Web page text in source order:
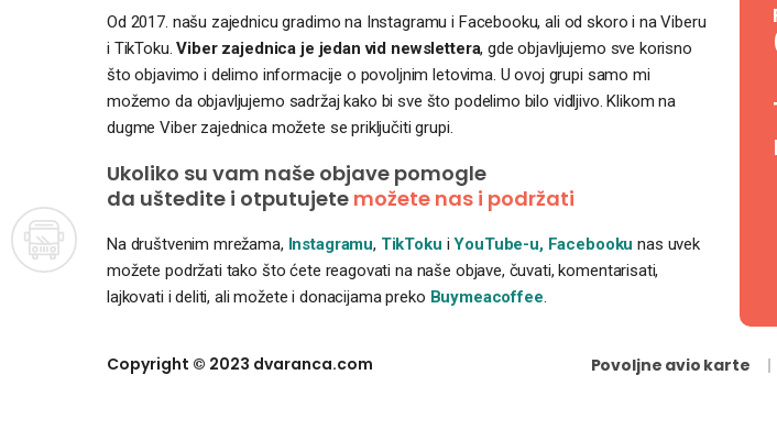
Od 2017. našu zajednicu gradimo na Instagramu i Facebooku, ali od skoro i na Viberu
i TikToku.Viber zajednica je jedan vid newslettera, gde objavljujemo sve korisno
što objavimo i delimo informacije o povoljnim letovima. U ovoj grupi samo mi
možemo da objavljujemo sadržaj kako bi sve što podelimo bilo vidljivo. Klikom na
dugme Viber zajednica možete se priključiti grupi.
Ukoliko su vam naše objave pomogle
da uštedite i otputujete možete nas i podržati
Na društvenim mrežama, Instagramu, TikToku iYouTube-u, Facebookunas uvek
možete podržati tako što ćete reagovati na naše objave, čuvati, komentarisati,
lajkovati i deliti, ali možete i donacijama preko Buymeacoffee.
Copyright © 2023 dvaranca.com Povoljne avio karte